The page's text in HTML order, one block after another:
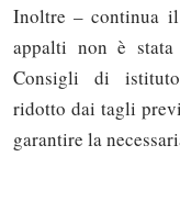
Inoltre – continua
appalti non è stata
Consigli di
ridotto dai tagli
garantire la
Solo gli
commentare!